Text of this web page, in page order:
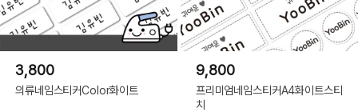
3,800
의류네임스티커Color화이트
9,800
프리미엄네임스티커A4화이트스티
치